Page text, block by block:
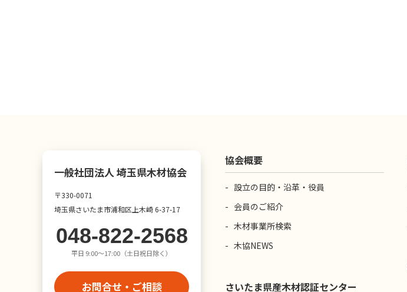
一般社団法人 埼玉県木材協会
〒330-0071
埼玉県さいたま市浦和区上木崎 6-37-17
048-822-2568
平日 9:00〜17:00（土日祝日除く）
お問合せ・ご相談
協会概要
設立の目的・沿革・役員
会員のご紹介
木材事業所検索
木協NEWS
さいたま県産木材認証センター